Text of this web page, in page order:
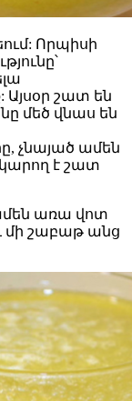
Որպիսի
Այսօր շատ են
մեծ վնաս են
չնայած ամեն
է շատ
առա վոտ
մի շաբաթ անց